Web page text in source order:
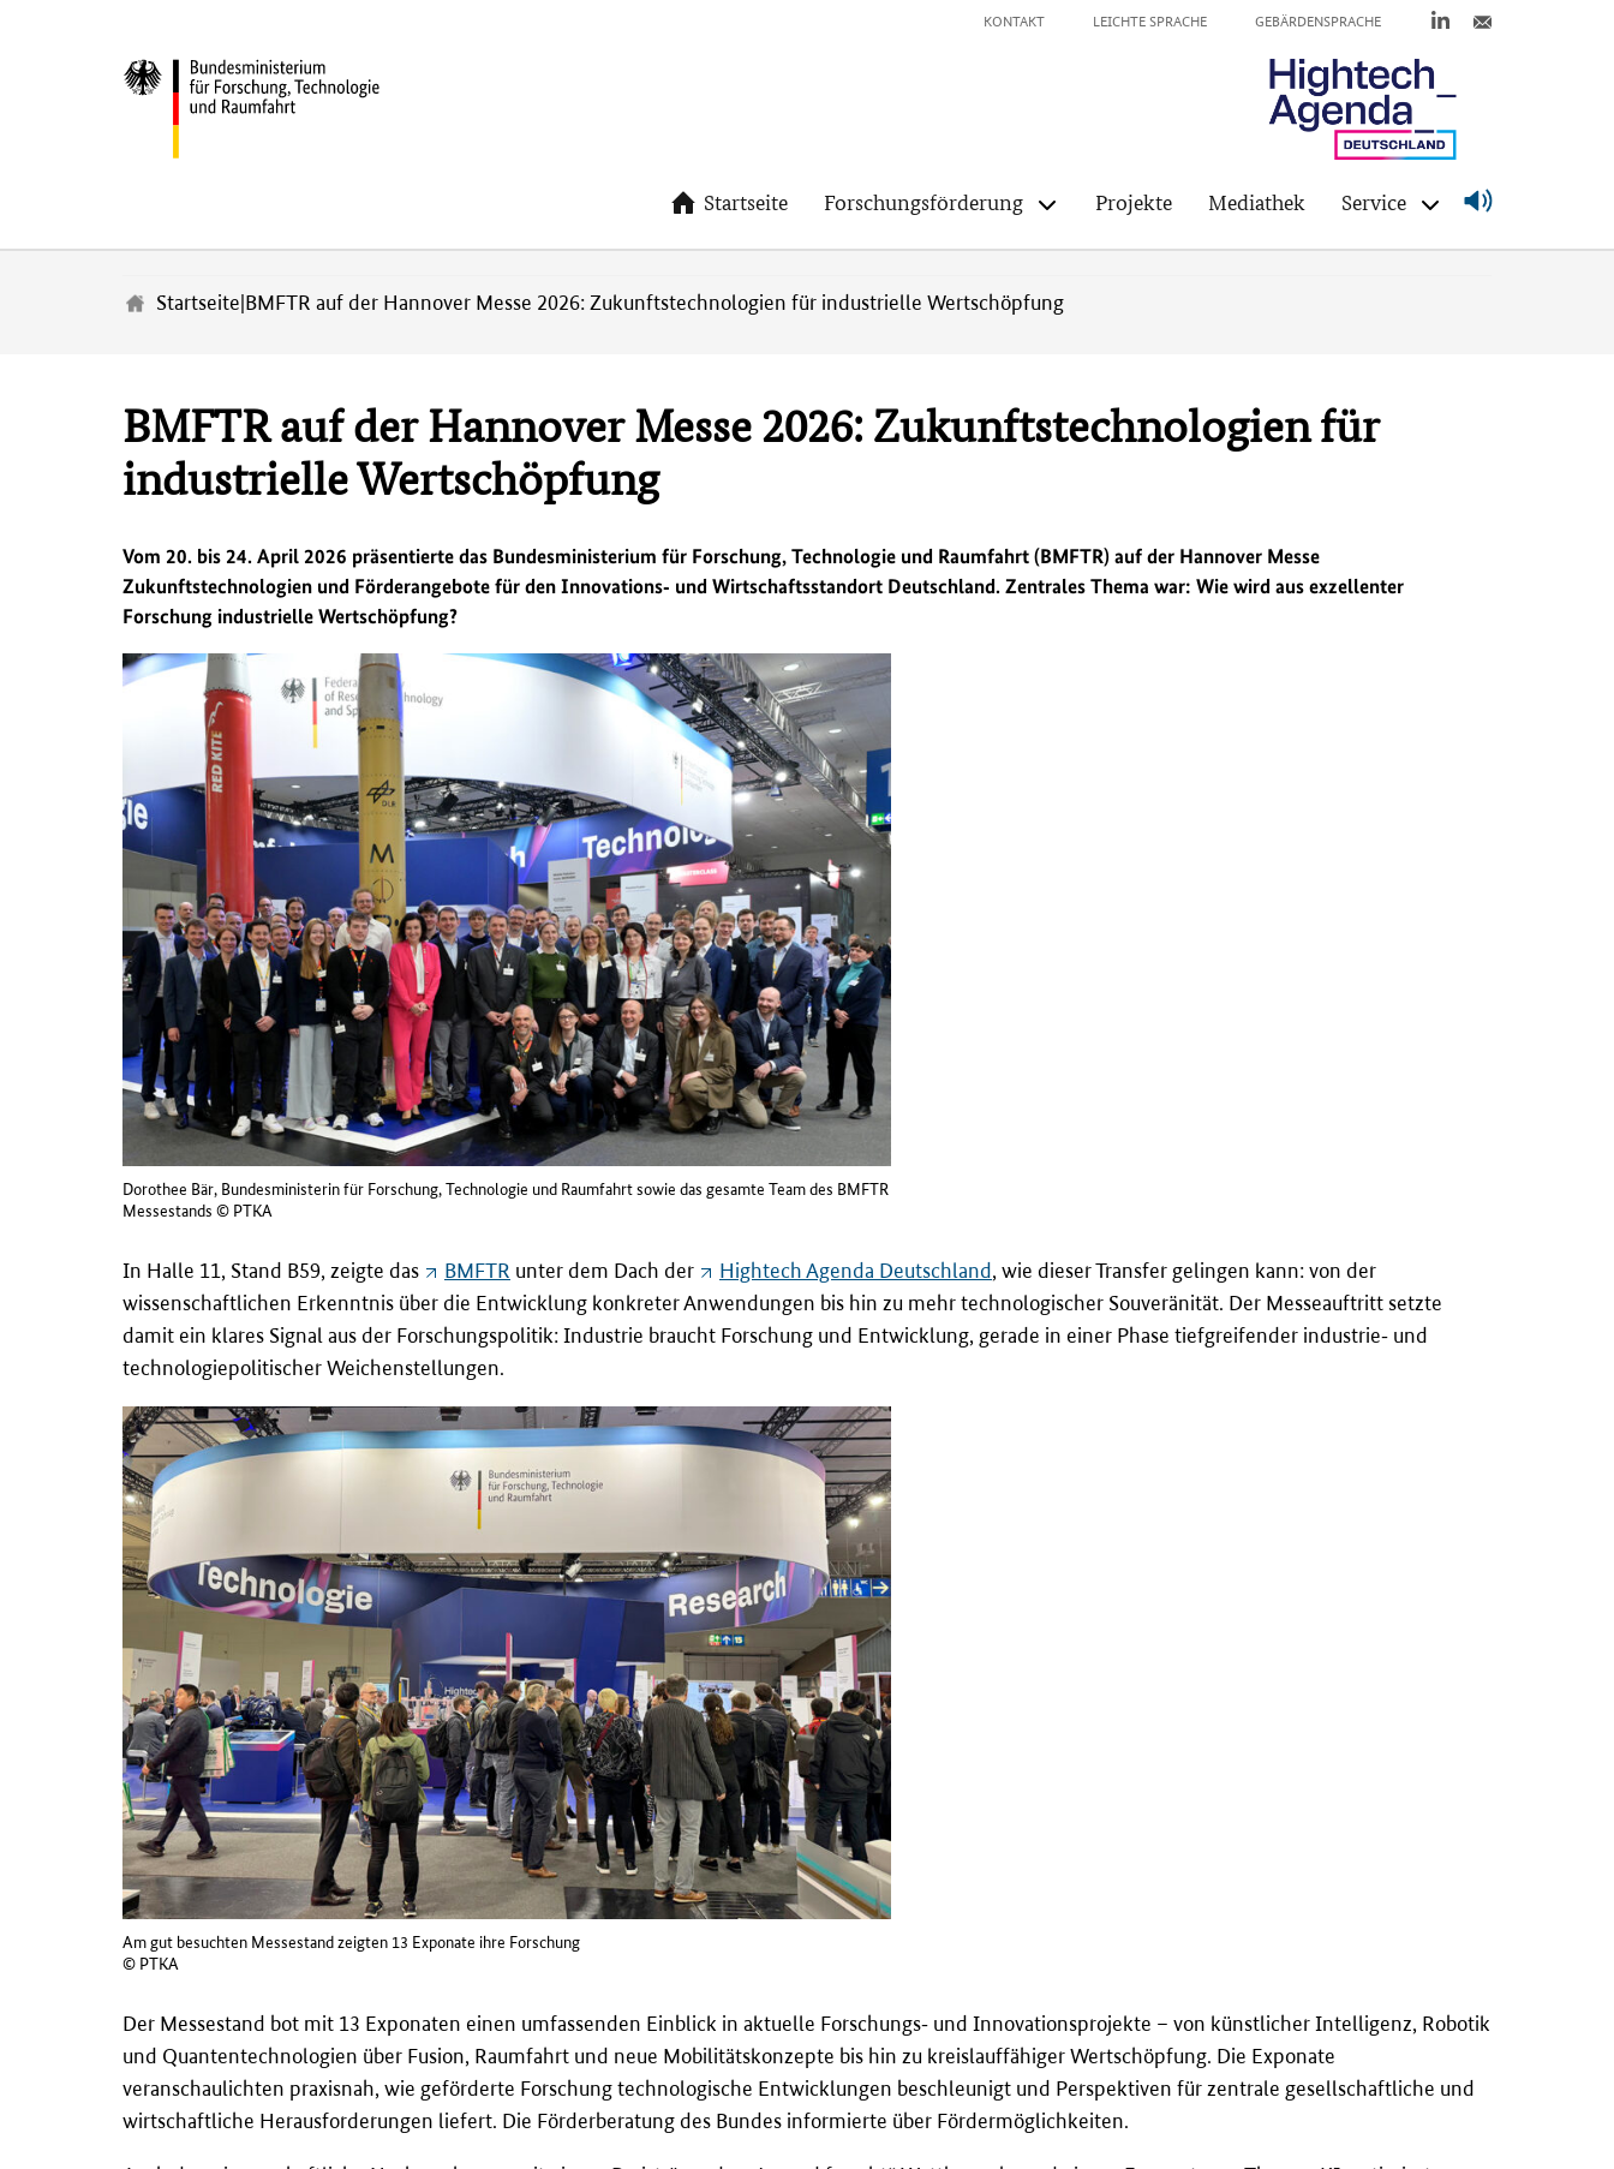
KONTAKT LEICHTE SPRACHE GEBÄRDENSPRACHE
Startseite Forschungsförderung Projekte Mediathek Service
Startseite BMFTR auf der Hannover Messe 2026: Zukunftstechnologien für industrielle Wertschöpfung
BMFTR auf der Hannover Messe 2026: Zukunftstechnologien für
industrielle Wertschöpfung
Vom 20. bis 24. April 2026 präsentierte das Bundesministerium für Forschung, Technologie und Raumfahrt (BMFTR) auf der Hannover Messe
Zukunftstechnologien und Förderangebote für den Innovations‑ und Wirtschaftsstandort Deutschland. Zentrales Thema war: Wie wird aus exzellenter
Forschung industrielle Wertschöpfung?
Dorothee Bär, Bundesministerin für Forschung, Technologie und Raumfahrt sowie das gesamte Team des BMFTR
Messestands © PTKA
In Halle 11, Stand B59, zeigte das BMFTR unter dem Dach der Hightech Agenda Deutschland, wie dieser Transfer gelingen kann: von der
wissenschaftlichen Erkenntnis über die Entwicklung konkreter Anwendungen bis hin zu mehr technologischer Souveränität. Der Messeauftritt setzte
damit ein klares Signal aus der Forschungspolitik: Industrie braucht Forschung und Entwicklung, gerade in einer Phase tiefgreifender industrie‑ und
technologiepolitischer Weichenstellungen.
Am gut besuchten Messestand zeigten 13 Exponate ihre Forschung
© PTKA
Der Messestand bot mit 13 Exponaten einen umfassenden Einblick in aktuelle Forschungs‑ und Innovationsprojekte – von künstlicher Intelligenz, Robotik
und Quantentechnologien über Fusion, Raumfahrt und neue Mobilitätskonzepte bis hin zu kreislauffähiger Wertschöpfung. Die Exponate
veranschaulichten praxisnah, wie geförderte Forschung technologische Entwicklungen beschleunigt und Perspektiven für zentrale gesellschaftliche und
wirtschaftliche Herausforderungen liefert. Die Förderberatung des Bundes informierte über Fördermöglichkeiten.